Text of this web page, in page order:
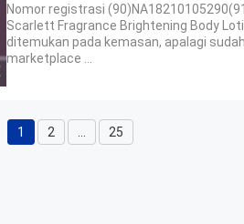
Nomor registrasi
Scarlett Fragrance Brightening Body
ditemukan pada kemasan, apalagi
marketplace ...
Halaman
1 Halaman
2 Halaman
25